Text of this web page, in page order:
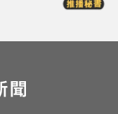
保時